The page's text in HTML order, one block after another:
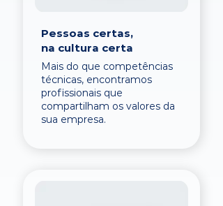
Pessoas certas,
na cultura certa
Mais do que competências
técnicas, encontramos
profissionais que
compartilham os valores da
sua empresa.